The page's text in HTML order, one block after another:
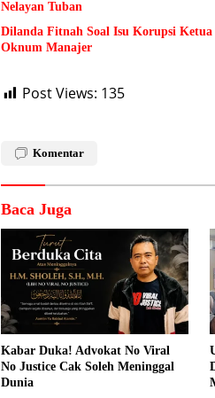
Nelayan Tuban
Dilanda Fitnah Soal Isu Korupsi
Oknum Manajer
Post Views: 135
Komentar
Baca Juga
Kabar Duka! Advokat No Viral
No Justice Cak Soleh Meninggal
Dunia